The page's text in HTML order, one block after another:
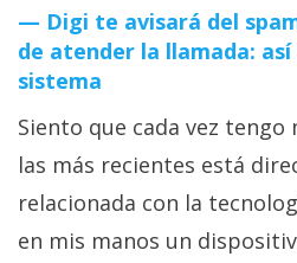
Digi te avisará del
de atender la llamada:
sistema
Siento que cada vez tengo
las más recientes está
relacionada con la
en mis manos un